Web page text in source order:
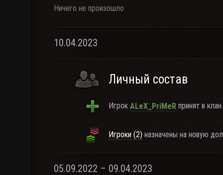
Ничего не произошло
10.04.2023
Личный состав
Игрок ALeX_PriMeR принят в клан.
Игроки (2) назначены на новую
05.09.2022 – 09.04.2023